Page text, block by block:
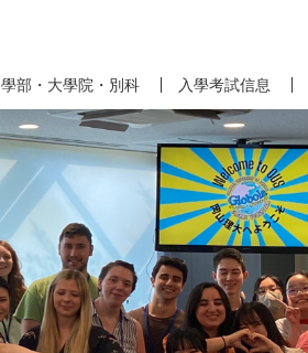
學部・大學院・別科 入學考試信息